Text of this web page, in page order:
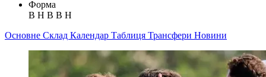
Форма
В Н В В Н
Основне Склад Календар Таблиця Трансфери Новини